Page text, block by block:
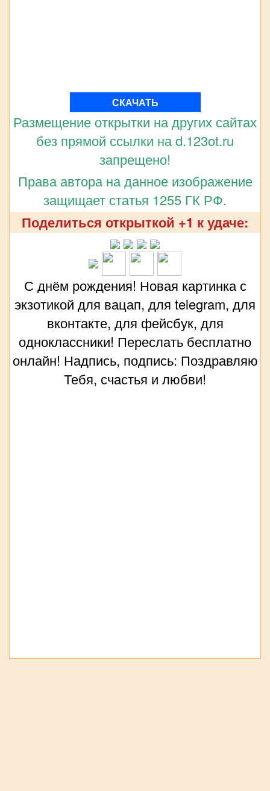
СКАЧАТЬ
Размещение открытки на других сайтах
без прямой ссылки на d.123ot.ru
запрещено!
Права автора на данное изображение
защищает статья 1255 ГК РФ.
Поделиться открыткой +1 к удаче:
С днём рождения! Новая картинка с
экзотикой для вацап, для telegram, для
вконтакте, для фейсбук, для
одноклассники! Переслать бесплатно
онлайн! Надпись, подпись: Поздравляю
Тебя, счастья и любви!